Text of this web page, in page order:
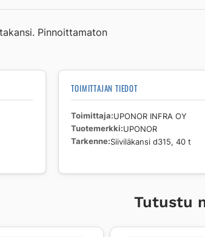
40
Pinnoittamaton
TOIMITTAJAN TIEDOT
Toimittaja UPONOR INFRA OY
Tuotemerkki UPONOR
Tarkenne Siiviläkansi d315, 40 t
Tutustu